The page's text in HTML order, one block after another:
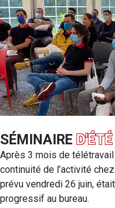
SÉMINAIRE D'ÉTÉ
Après 3 mois de
continuité de l’activité
prévu vendredi 26 juin,
progressif au bureau.